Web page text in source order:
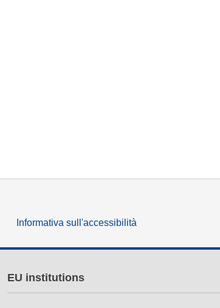
Informativa sull'accessibilità
EU institutions